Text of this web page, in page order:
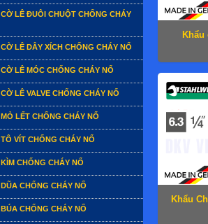
CỜ LÊ ĐUÔI CHUỘT CHỐNG CHÁY
CỜ LÊ DÂY XÍCH CHỐNG CHÁY NỔ
CỜ LÊ MÓC CHỐNG CHÁY NỔ
CỜ LÊ VALVE CHỐNG CHÁY NỔ
MỎ LẾT CHỐNG CHÁY NỔ
TÔ VÍT CHỐNG CHÁY NỔ
KÌM CHỐNG CHÁY NỔ
DŨA CHỐNG CHÁY NỔ
BÚA CHỐNG CHÁY NỔ
Khẩu